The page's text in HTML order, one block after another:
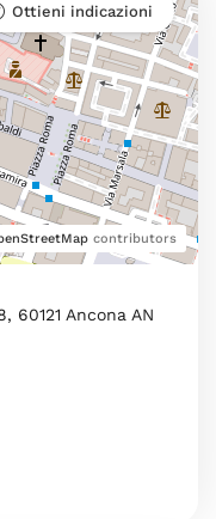
contributors
Ottieni indicazioni
60121 Ancona AN